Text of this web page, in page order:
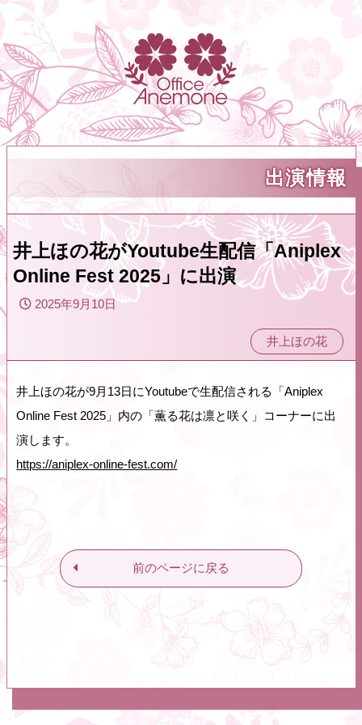
出演情報
井上ほの花がYoutube生配信「Aniplex
Online Fest 2025」に出演
2025年9月10日
井上ほの花
井上ほの花が9月13日にYoutubeで生配信される「Aniplex
Online Fest 2025」内の「薫る花は凛と咲く」コーナーに出
演します。
https://aniplex-online-fest.com/
前のページに戻る